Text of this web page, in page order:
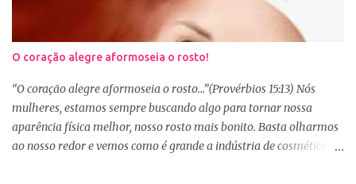
O coração alegre aformoseia o rosto!
“O coração alegre aformoseia o rosto...”(Provérbios 15:13) Nós
mulheres, estamos sempre buscando algo para tornar nossa
aparência física melhor, nosso rosto mais bonito. Basta olharmos
ao nosso redor e vemos como é grande a indústria de cosméticos e